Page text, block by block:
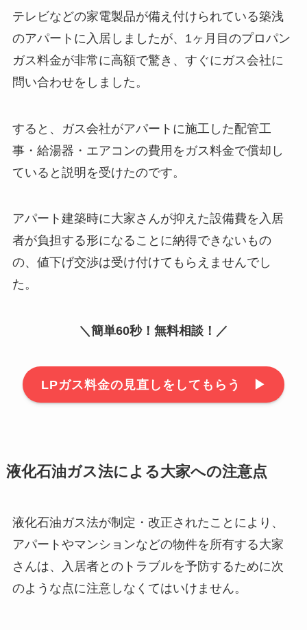
テレビなどの家電製品が備え付けられている築浅
のアパートに入居しましたが、1ヶ月目のプロパン
ガス料金が非常に高額で驚き、すぐにガス会社に
問い合わせをしました。
すると、ガス会社がアパートに施工した配管工
事・給湯器・エアコンの費用をガス料金で償却し
ていると説明を受けたのです。
アパート建築時に大家さんが抑えた設備費を入居
者が負担する形になることに納得できないもの
の、値下げ交渉は受け付けてもらえませんでし
た。
＼簡単60秒！無料相談！／
LPガス料金の見直しをしてもらう ▶︎
液化石油ガス法による大家への注意点
液化石油ガス法が制定・改正されたことにより、
アパートやマンションなどの物件を所有する大家
さんは、入居者とのトラブルを予防するために次
のような点に注意しなくてはいけません。